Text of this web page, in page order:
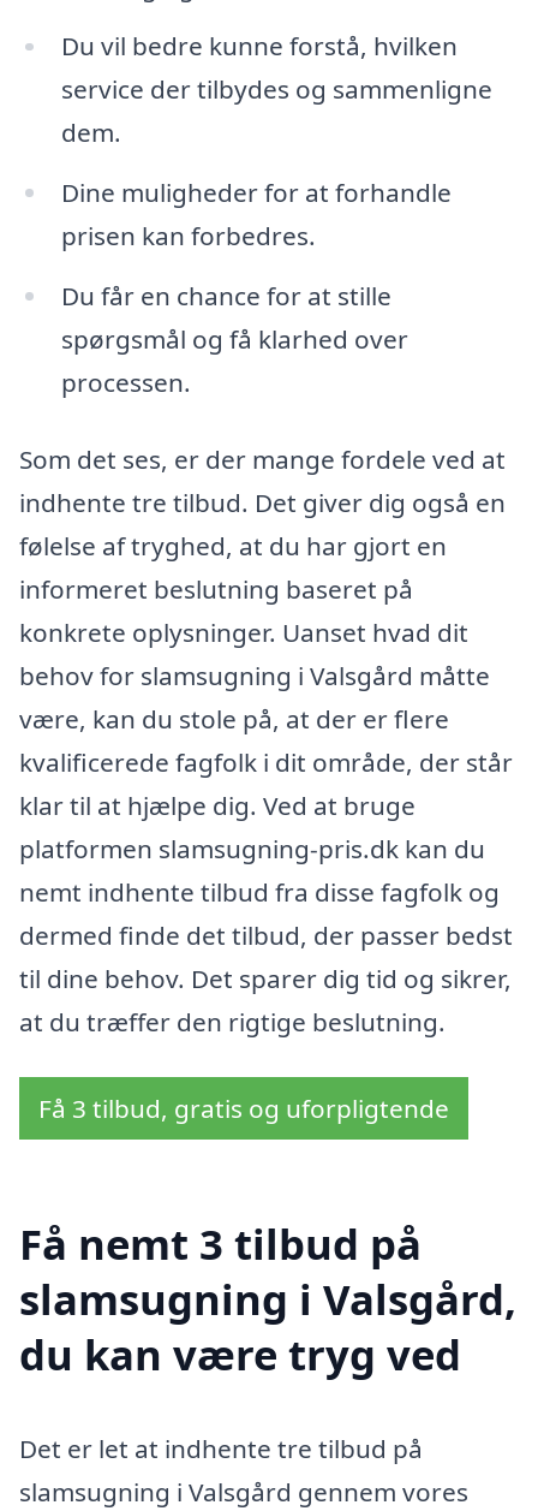
Du vil bedre kunne forstå, hvilken
service der tilbydes og sammenligne
dem.
Dine muligheder for at forhandle
prisen kan forbedres.
Du får en chance for at stille
spørgsmål og få klarhed over
processen.
Som det ses, er der mange fordele ved at
indhente tre tilbud. Det giver dig også en
følelse af tryghed, at du har gjort en
informeret beslutning baseret på
konkrete oplysninger. Uanset hvad dit
behov for slamsugning i Valsgård måtte
være, kan du stole på, at der er flere
kvalificerede fagfolk i dit område, der står
klar til at hjælpe dig. Ved at bruge
platformen slamsugning-pris.dk kan du
nemt indhente tilbud fra disse fagfolk og
dermed finde det tilbud, der passer bedst
til dine behov. Det sparer dig tid og sikrer,
at du træffer den rigtige beslutning.
Få 3 tilbud, gratis og uforpligtende
Få nemt 3 tilbud på
slamsugning i Valsgård,
du kan være tryg ved
Det er let at indhente tre tilbud på
slamsugning i Valsgård gennem vores